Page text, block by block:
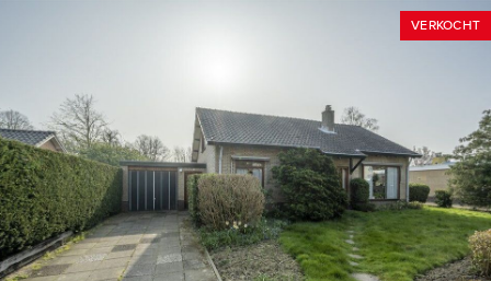
* Vanzelfsprekend staat het je vrij om, indien gewenst, een
van de bouwkundige staat van de woning.
HOEKSCHE WAARD
De Hoeksche Waard is een eiland ten zuiden van Rotterdam
met een oppervlakte van 27.420 hectare, telt ruim 88.000
inwoners en is sinds 2019 samengevoegd in 1 gelijknamige
VERKOCHT